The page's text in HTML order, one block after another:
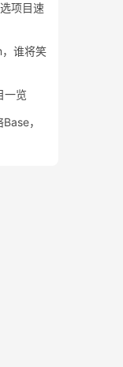
项目速
谁将笑
一览
，